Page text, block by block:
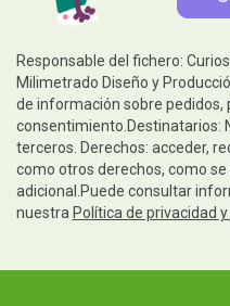
Responsable del fichero:
Milimetrado Diseño y
de información sobre pedidos,
consentimiento.Destinatarios:
terceros. Derechos: acceder,
como otros derechos, como
adicional.Puede consultar
nuestra Política de privacidad